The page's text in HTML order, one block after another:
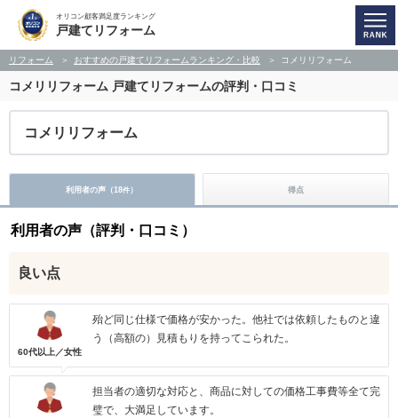
オリコン顧客満足度ランキング
戸建てリフォーム
リフォーム おすすめの戸建てリフォームランキング・比較 コメリリフォーム
コメリリフォーム 戸建てリフォームの評判・口コミ
コメリリフォーム
利用者の声（18件） 得点
利用者の声（評判・口コミ）
良い点
60代以上／女性
殆ど同じ仕様で価格が安かった。他社では依頼したものと違
う（高額の）見積もりを持ってこられた。
担当者の適切な対応と、商品に対しての価格工事費等全て完
璧で、大満足しています。